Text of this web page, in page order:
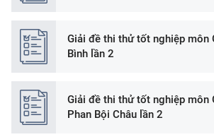
Giải đề thi thử tốt nghiệp môn
Bình lần 2
Giải đề thi thử tốt nghiệp môn
Phan Bội Châu lần 2